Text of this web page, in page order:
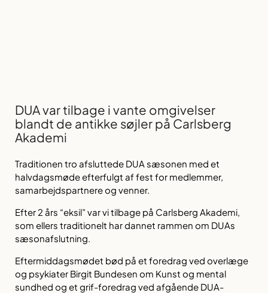
DUA var tilbage i vante omgivelser
blandt de antikke søjler på Carlsberg
Akademi
Traditionen tro afsluttede DUA sæsonen med et
halvdagsmøde efterfulgt af fest for medlemmer,
samarbejdspartnere og venner.
Efter 2 års “eksil” var vi tilbage på Carlsberg Akademi,
som ellers traditionelt har dannet rammen om DUAs
sæsonafslutning.
Eftermiddagsmødet bød på et foredrag ved overlæge
og psykiater Birgit Bundesen om Kunst og mental
sundhed og et grif-foredrag ved afgående DUA-